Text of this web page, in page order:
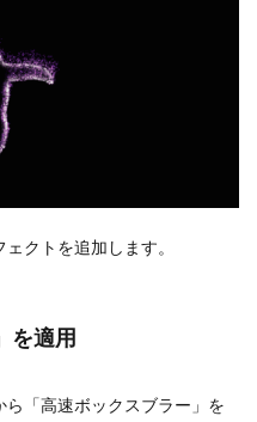
クトを追加します。
を適用
「高速ボックスブラー」を